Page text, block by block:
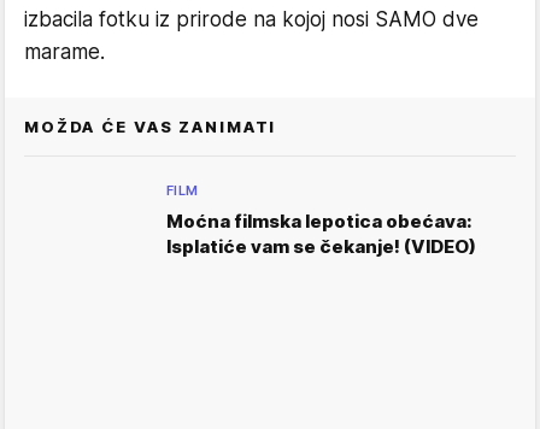
izbacila fotku iz prirode na kojoj nosi SAMO dve
marame.
MOŽDA ĆE VAS ZANIMATI
FILM
Moćna filmska lepotica obećava:
Isplatiće vam se čekanje! (VIDEO)